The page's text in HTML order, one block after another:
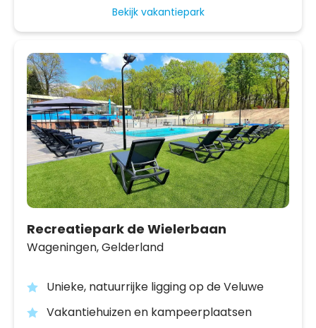
Bekijk vakantiepark
Recreatiepark de Wielerbaan
Wageningen,Gelderland
Unieke, natuurrijke ligging op de Veluwe
Vakantiehuizen en kampeerplaatsen